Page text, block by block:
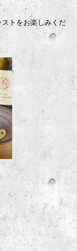
トをお楽しみくだ